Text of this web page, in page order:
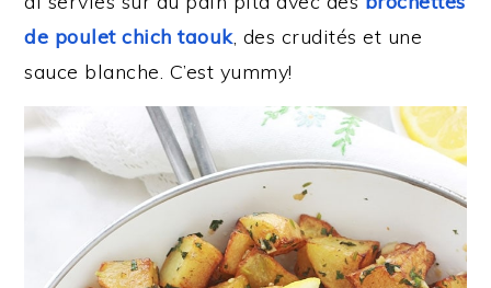
de poulet chich taouk, des crudités et une
sauce blanche. C’est yummy!